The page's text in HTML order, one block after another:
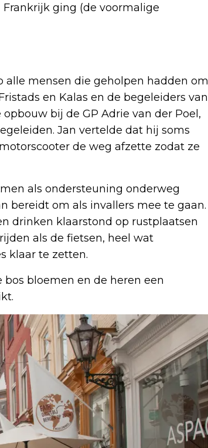
ging (de voormalige
mensen die geholpen hadden om
en Kalas en de begeleiders van
bij de GP Adrie van der Poel,
Jan vertelde dat hij soms
de weg afzette zodat ze
als ondersteuning onderweg
bereidt om als invallers mee te gaan.
drinken klaarstond op rustplaatsen
als de fietsen, heel wat
klaar te zetten.
bloemen en de heren een